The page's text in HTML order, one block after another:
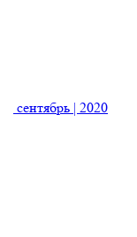
сентябрь | 2020